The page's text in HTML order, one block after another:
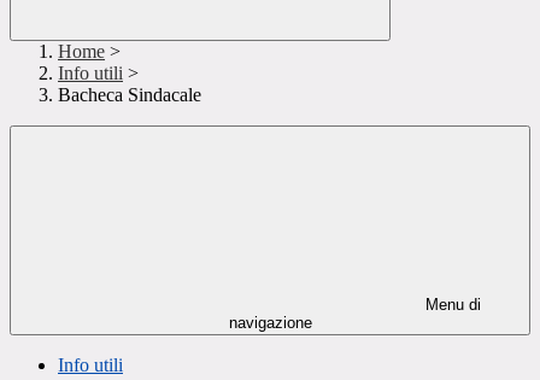
Home >
Info utili >
Bacheca Sindacale
Menu di
navigazione
Info utili